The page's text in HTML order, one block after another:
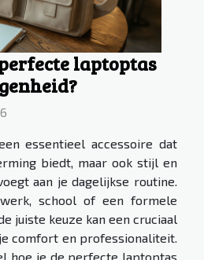
laptoptas
essentieel accessoire dat
biedt, maar ook stijl en
aan je dagelijkse routine.
school of een formele
juiste keuze kan een cruciaal
comfort en professionaliteit.
hoe je de perfecte laptoptas